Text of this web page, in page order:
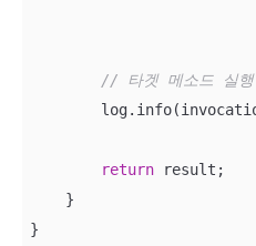
// 타겟 메소드 실
return result;
    }
}